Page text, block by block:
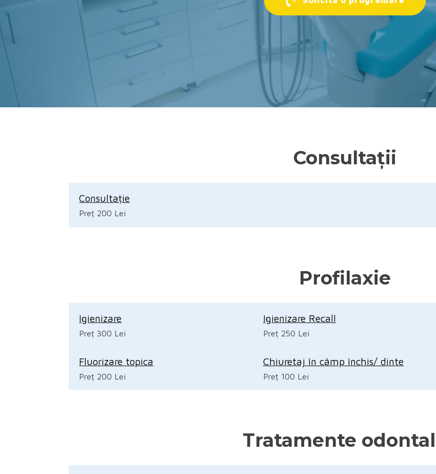
Consultații
Consultație
Preț 200 Lei
Profilaxie
Igienizare
Preț 300 Lei
Igienizare Recall
Preț 250 Lei
Fluorizare topica
Preț 200 Lei
Chiuretaj în câmp închis/ dinte
Preț 100 Lei
Tratamente